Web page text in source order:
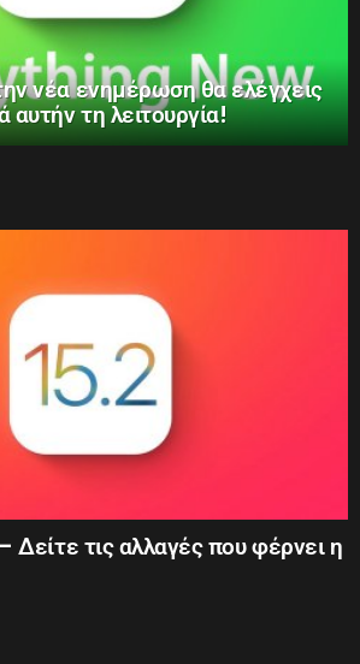
νέα ενημέρωση θα ελέγχεις
τη λειτουργία!
τις αλλαγές που φέρνει η